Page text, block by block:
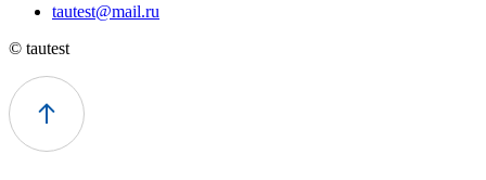
tautest@mail.ru
© tautest